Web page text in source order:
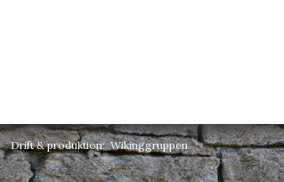
Drift & produktion:Wikinggruppen